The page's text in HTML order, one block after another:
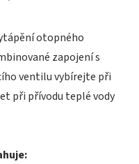
otopného
zapojení s
ventilu vybírejte při
při přívodu teplé vody